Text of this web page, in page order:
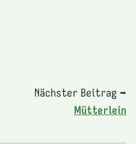
Nächster Beitrag ➡
Mütterlein